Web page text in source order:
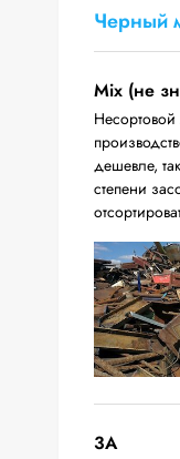
Черный
Mix (не
дешевле,
степени
3А